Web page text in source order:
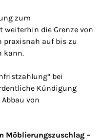
zum
weiterhin die Grenze von
praxisnah auf bis zu
kann.
bei
Kündigung
von
Möblierungszuschlag –